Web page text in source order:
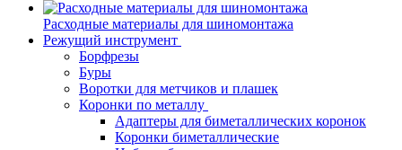
Расходные материалы для шиномонтажа
Режущий инструмент
Борфрезы
Буры
Воротки для метчиков и плашек
Коронки по металлу
Адаптеры для биметаллических коронок
Коронки биметаллические